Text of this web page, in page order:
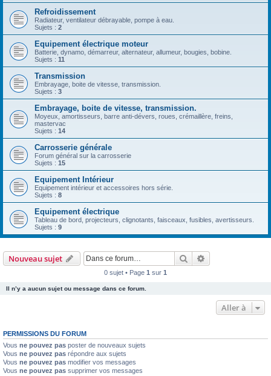
e
Refroidissement
Radiateur, ventilateur débrayable, pompe à eau.
Sujets : 2
Equipement électrique moteur
Batterie, dynamo, démarreur, alternateur, allumeur, bougies, bobine.
Sujets : 11
Transmission
Embrayage, boite de vitesse, transmission.
Sujets : 3
Embrayage, boite de vitesse, transmission.
Moyeux, amortisseurs, barre anti-dévers, roues, crémaillère, freins,
mastervac
Sujets : 14
Carrosserie générale
Forum général sur la carrosserie
Sujets : 15
Equipement Intérieur
Equipement intérieur et accessoires hors série.
Sujets : 8
Equipement électrique
Tableau de bord, projecteurs, clignotants, faisceaux, fusibles, avertisseurs.
Sujets : 9
Nouveau sujet Rechercher
0 sujet • Page 1 sur 1
Il n’y a aucun sujet ou message dans ce forum.
Aller à
PERMISSIONS DU FORUM
Vous ne pouvez pas poster de nouveaux sujets
Vous ne pouvez pas répondre aux sujets
Vous ne pouvez pas modifier vos messages
Vous ne pouvez pas supprimer vos messages